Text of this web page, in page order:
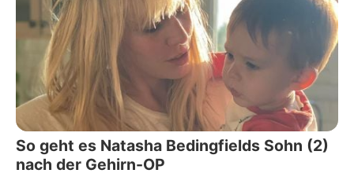
So geht es Natasha Bedingfields Sohn (2)
nach der Gehirn-OP